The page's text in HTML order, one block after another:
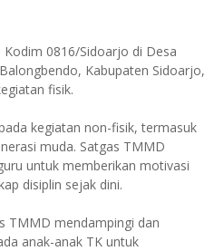
0816/Sidoarjo di Desa
Kabupaten Sidoarjo,
fisik.
kegiatan non-fisik, termasuk
muda. Satgas TMMD
untuk memberikan motivasi
disiplin sejak dini.
TMMD mendampingi dan
anak-anak TK untuk